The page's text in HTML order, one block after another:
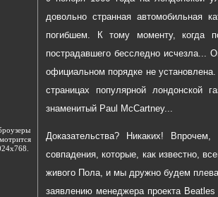
довольно странная автомобильная
погибшем. К тому моменту, когда
пострадавшего бесследно исчезла...
официальном порядке не
страницах популярной лондонской
знаменитый Paul McCartney...
Доказательства? Никаких!
совпадения, которые, как известно,
живого Пола, и мы дружно будем
заявлению менеджера проекта